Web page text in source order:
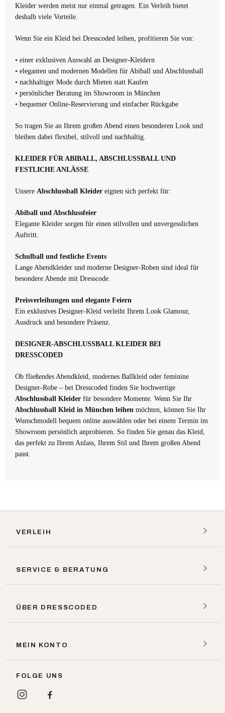
Kleider werden meist nur einmal getragen. Ein Verleih bietet
deshalb viele Vorteile.
Wenn Sie ein Kleid bei Dresscoded leihen, profitieren Sie von:
• einer exklusiven Auswahl an Designer-Kleidern
• eleganten und modernen Modellen für Abiball und Abschlussball
• nachhaltiger Mode durch Mieten statt Kaufen
• persönlicher Beratung im Showroom in München
• bequemer Online-Reservierung und einfacher Rückgabe
So tragen Sie an Ihrem großen Abend einen besonderen Look und
bleiben dabei flexibel, stilvoll und nachhaltig.
KLEIDER FÜR ABIBALL, ABSCHLUSSBALL UND
FESTLICHE ANLÄSSE
Unsere Abschlussball Kleider eignen sich perfekt für:
Abiball und Abschlussfeier
Elegante Kleider sorgen für einen stilvollen und unvergesslichen
Auftritt.
Schulball und festliche Events
Lange Abendkleider und moderne Designer-Roben sind ideal für
besondere Abende mit Dresscode.
Preisverleihungen und elegante Feiern
Ein exklusives Designer-Kleid verleiht Ihrem Look Glamour,
Ausdruck und besondere Präsenz.
DESIGNER-ABSCHLUSSBALL KLEIDER BEI
DRESSCODED
Ob fließendes Abendkleid, modernes Ballkleid oder feminine
Designer-Robe – bei Dresscoded finden Sie hochwertige
Abschlussball Kleider für besondere Momente. Wenn Sie Ihr
Abschlussball Kleid in München leihen möchten, können Sie Ihr
Wunschmodell bequem online auswählen oder bei einem Termin im
Showroom persönlich anprobieren. So finden Sie genau das Kleid,
das perfekt zu Ihrem Anlass, Ihrem Stil und Ihrem großen Abend
passt.
VERLEIH
SERVICE & BERATUNG
ÜBER DRESSCODED
MEIN KONTO
FOLGE UNS